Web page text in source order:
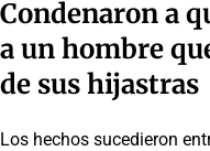
Condenaron a
a un hombre
de sus hijastras
Los hechos sucedieron